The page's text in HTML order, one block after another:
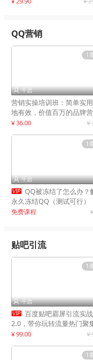
QQ营销
1
 千启
营销实操培训班：简单实
地有效，价值百万的品牌
层逻辑
¥ 36.00 ¥
1
 千启
 QQ被冻结了怎么办？
永久冻结QQ（测试可行）
免费课程
贴吧引流
1
 千启
 百度贴吧霸屏引流实
2.0，带你玩转流量热门聚
¥ 99.00 ¥
1